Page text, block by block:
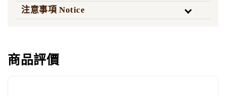
注意事項 Notice
商品評價